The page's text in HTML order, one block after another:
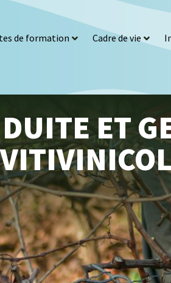
de formation Cadre de vie
ET